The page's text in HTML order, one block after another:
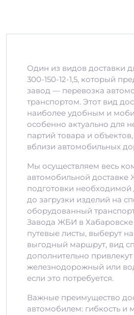
Один из видов доставки
300-150-12-1,5, который
завод — перевозка
транспортом. Этот вид
наиболее удобным и
особенно актуально для
партий товара и
вблизи автомобильных
Мы осуществляем весь
автомобильной доставке
подготовки необходимой
до загрузки изделий на
оборудованный
Завода ЖБИ в
путевые листы, выберут
выгодный маршрут, вид
дополнительно привлекут
железнодорожный или
если это потребуется.
Важные преимущество
автомобилем: гибкость и